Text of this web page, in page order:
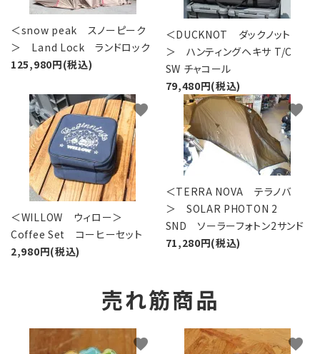
＜snow peak スノーピーク
＞ Land Lock ランドロック
125,980円(税込)
＜DUCKNOT ダックノット
＞ ハンティングヘキサ T/C
SW チャコール
79,480円(税込)
＜WILLOW ウィロー＞
Coffee Set コーヒーセット
2,980円(税込)
favorite
＜TERRA NOVA テラノバ
＞ SOLAR PHOTON 2
SND ソーラーフォトン2サンド
71,280円(税込)
favorite
売れ筋商品
favorite favorite